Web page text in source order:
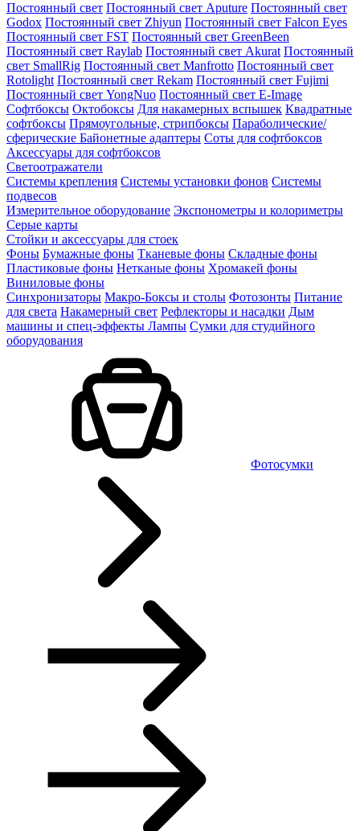
Постоянный свет Постоянный свет Aputure Постоянный свет
Godox Постоянный свет Zhiyun Постоянный свет Falcon Eyes
Постоянный свет FST Постоянный свет GreenBeen
Постоянный свет Raylab Постоянный свет Akurat Постоянный
свет SmallRig Постоянный свет Manfrotto Постоянный свет
Rotolight Постоянный свет Rekam Постоянный свет Fujimi
Постоянный свет YongNuo Постоянный свет E-Image
Софтбоксы Октобоксы Для накамерных вспышек Квадратные
софтбоксы Прямоугольные, стрипбоксы Параболические/
сферические Байонетныe адаптеры Соты для софтбоксов
Аксессуары для софтбоксов
Светоотражатели
Системы крепления Системы установки фонов Системы
подвесов
Измерительное оборудование Экспонометры и колориметры
Серые карты
Стойки и аксессуары для стоек
Фоны Бумажные фоны Тканевые фоны Складные фоны
Пластиковые фоны Нетканые фоны Хромакей фоны
Виниловые фоны
Синхронизаторы Макро-Боксы и столы Фотозонты Питание
для света Накамерный свет Рефлекторы и насадки Дым
машины и спец-эффекты Лампы Сумки для студийного
оборудования
Фотосумки